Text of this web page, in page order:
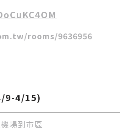
rooms/9636956
9-4/15)
場到市區